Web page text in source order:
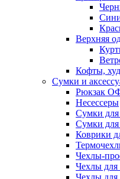
Верхняя
Кофты,
Сумки и
Рюкзак
Несессеры
Сумки
Сумки
Коврики
Чехлы-
Чехлы для